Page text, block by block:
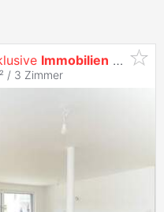
Immobilien
/ 3 Zimmer